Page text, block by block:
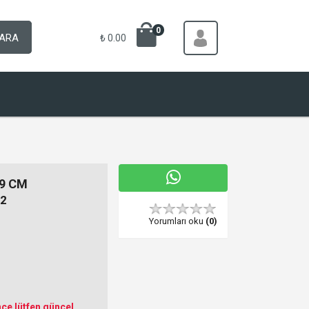
₺ 0.00
0
CM
lütfen güncel
Yorumları oku (0)